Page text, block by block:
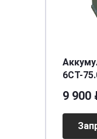
6СТ-
9 900